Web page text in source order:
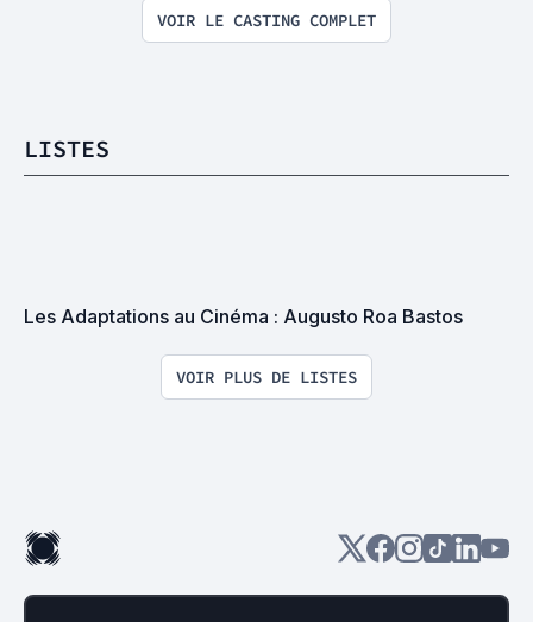
VOIR LE CASTING COMPLET
LISTES
Les Adaptations au Cinéma : Augusto Roa Bastos
VOIR PLUS DE LISTES